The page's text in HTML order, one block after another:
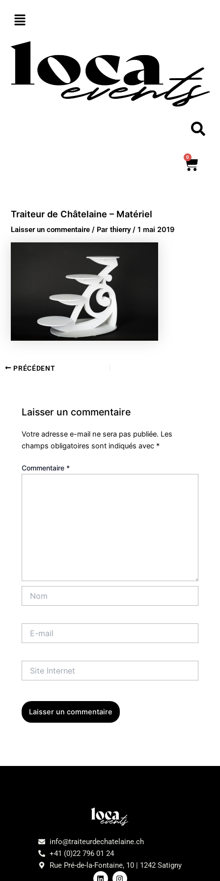
0
Traiteur de Châtelaine – Matériel
Laisser un commentaire / Parthierry/1 mai 2019
PRÉCÉDENT
Laisser un commentaire
Votre adresse e-mail ne sera pas publiée. Les
champs obligatoires sont indiqués avec *
Commentaire *
mail
Internet
info@traiteurdechatelaine.ch
+41 (0)22 796 01 24
Rue Pré-de-la-Fontaine, 10 | 1242 Satigny
L
I